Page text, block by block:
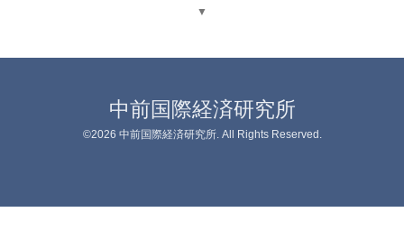
▼
中前国際経済研究所
©2026 中前国際経済研究所. All Rights Reserved.